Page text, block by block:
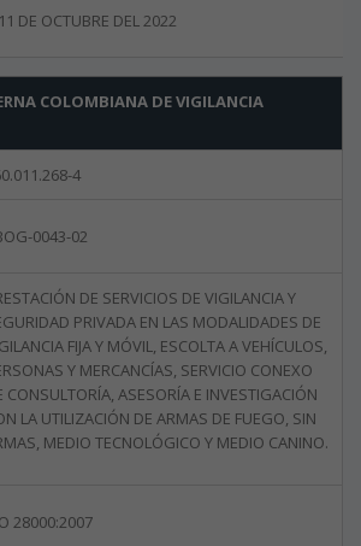
11 DE OCTUBRE DEL 2022
COLOMBIANA DE VIGILANCIA
4
0043-02
DE SERVICIOS DE VIGILANCIA Y
PRIVADA EN LAS MODALIDADES DE
FIJA Y MÓVIL, ESCOLTA A VEHÍCULOS,
Y MERCANCÍAS, SERVICIO CONEXO
CONSULTORÍA, ASESORÍA E INVESTIGACIÓN
LA UTILIZACIÓN DE ARMAS DE FUEGO, SIN
MEDIO TECNOLÓGICO Y MEDIO CANINO.
28000:2007